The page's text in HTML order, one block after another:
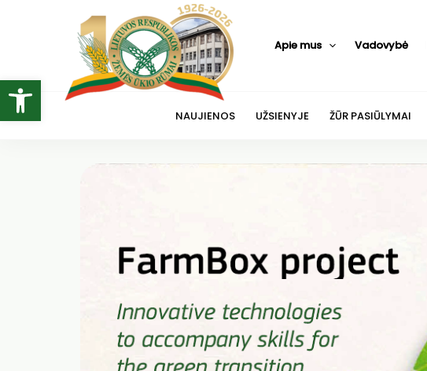
Open toolbar
Apie mus Vadovybė
NAUJIENOS UŽSIENYJE ŽŪR PASIŪLYMAI